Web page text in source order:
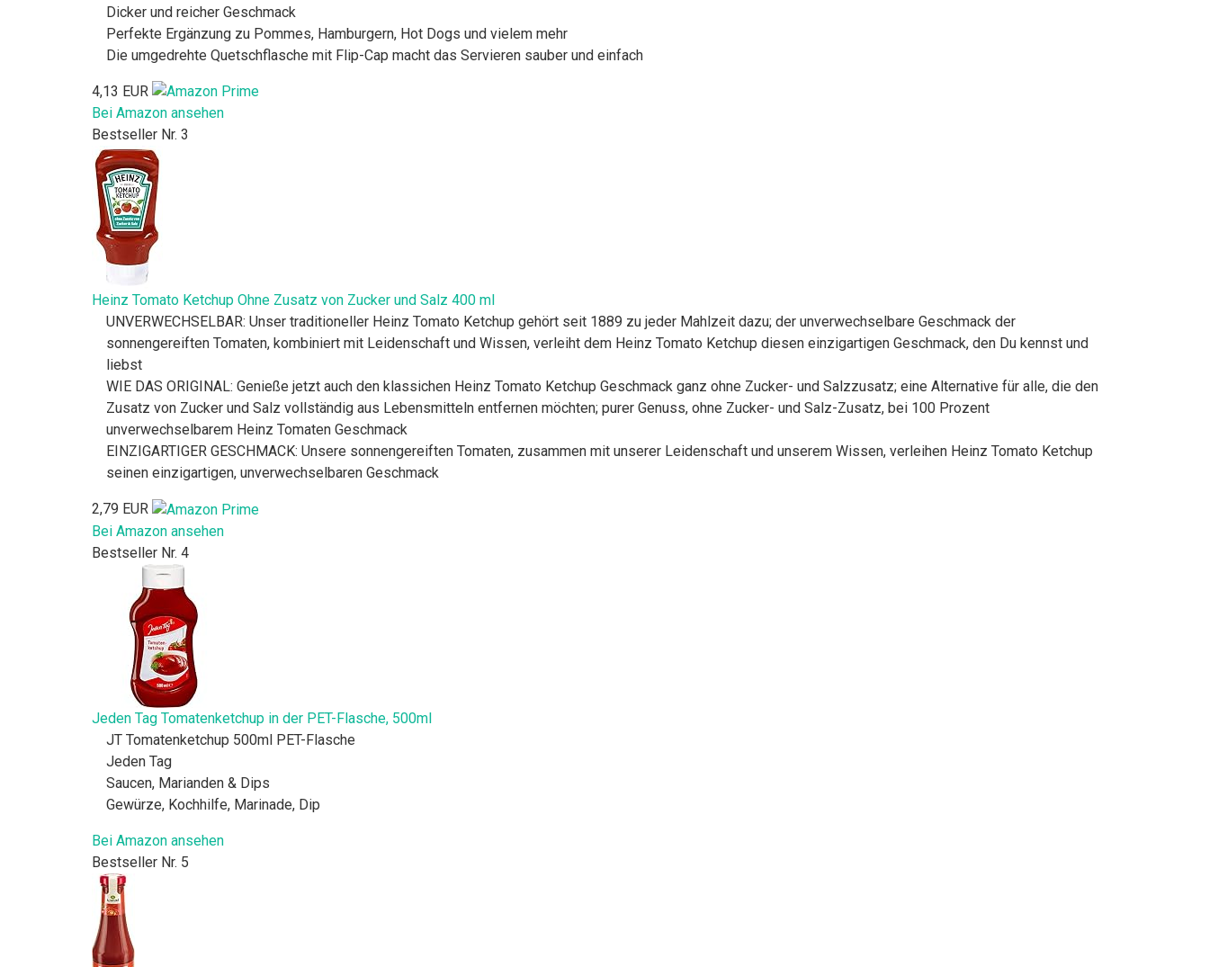
Dicker und reicher Geschmack
Perfekte Ergänzung zu Pommes, Hamburgern, Hot Dogs und vielem mehr
Die umgedrehte Quetschflasche mit Flip-Cap macht das Servieren sauber und einfach
4,13 EUR
Bei Amazon ansehen
Bestseller Nr. 3
Heinz Tomato Ketchup Ohne Zusatz von Zucker und Salz 400 ml
UNVERWECHSELBAR: Unser traditioneller Heinz Tomato Ketchup gehört seit 1889 zu jeder Mahlzeit dazu; der unverwechselbare Geschmack der
sonnengereiften Tomaten, kombiniert mit Leidenschaft und Wissen, verleiht dem Heinz Tomato Ketchup diesen einzigartigen Geschmack, den Du kennst und
liebst
WIE DAS ORIGINAL: Genieße jetzt auch den klassichen Heinz Tomato Ketchup Geschmack ganz ohne Zucker- und Salzzusatz; eine Alternative für alle, die den
Zusatz von Zucker und Salz vollständig aus Lebensmitteln entfernen möchten; purer Genuss, ohne Zucker- und Salz-Zusatz, bei 100 Prozent
unverwechselbarem Heinz Tomaten Geschmack
EINZIGARTIGER GESCHMACK: Unsere sonnengereiften Tomaten, zusammen mit unserer Leidenschaft und unserem Wissen, verleihen Heinz Tomato Ketchup
seinen einzigartigen, unverwechselbaren Geschmack
2,79 EUR
Bei Amazon ansehen
Bestseller Nr. 4
Jeden Tag Tomatenketchup in der PET-Flasche, 500ml
JT Tomatenketchup 500ml PET-Flasche
Jeden Tag
Saucen, Marianden & Dips
Gewürze, Kochhilfe, Marinade, Dip
Bei Amazon ansehen
Bestseller Nr. 5